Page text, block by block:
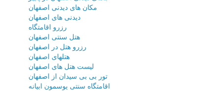
مکان های دیدنی اصفهان
دیدنی های اصفهان
رزرو اقامتگاه
هتل سنتی اصفهان
رزرو هتل در اصفهان
هتلهای اصفهان
لیست هتل های اصفهان
تور بی بی سیدان از اصفهان
اقامتگاه سنتی یوسمون ابیانه